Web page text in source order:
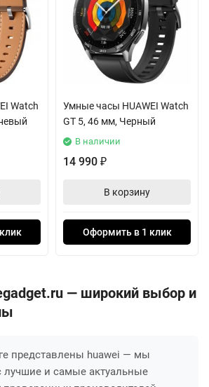
Watch
Умные часы HUAWEI Watch
GT 5, 46 мм, Черный
В наличии
14 990 ₽
В корзину
Оформить в 1 клик
— широкий выбор и
представлены huawei — мы
лучшие и самые актуальные